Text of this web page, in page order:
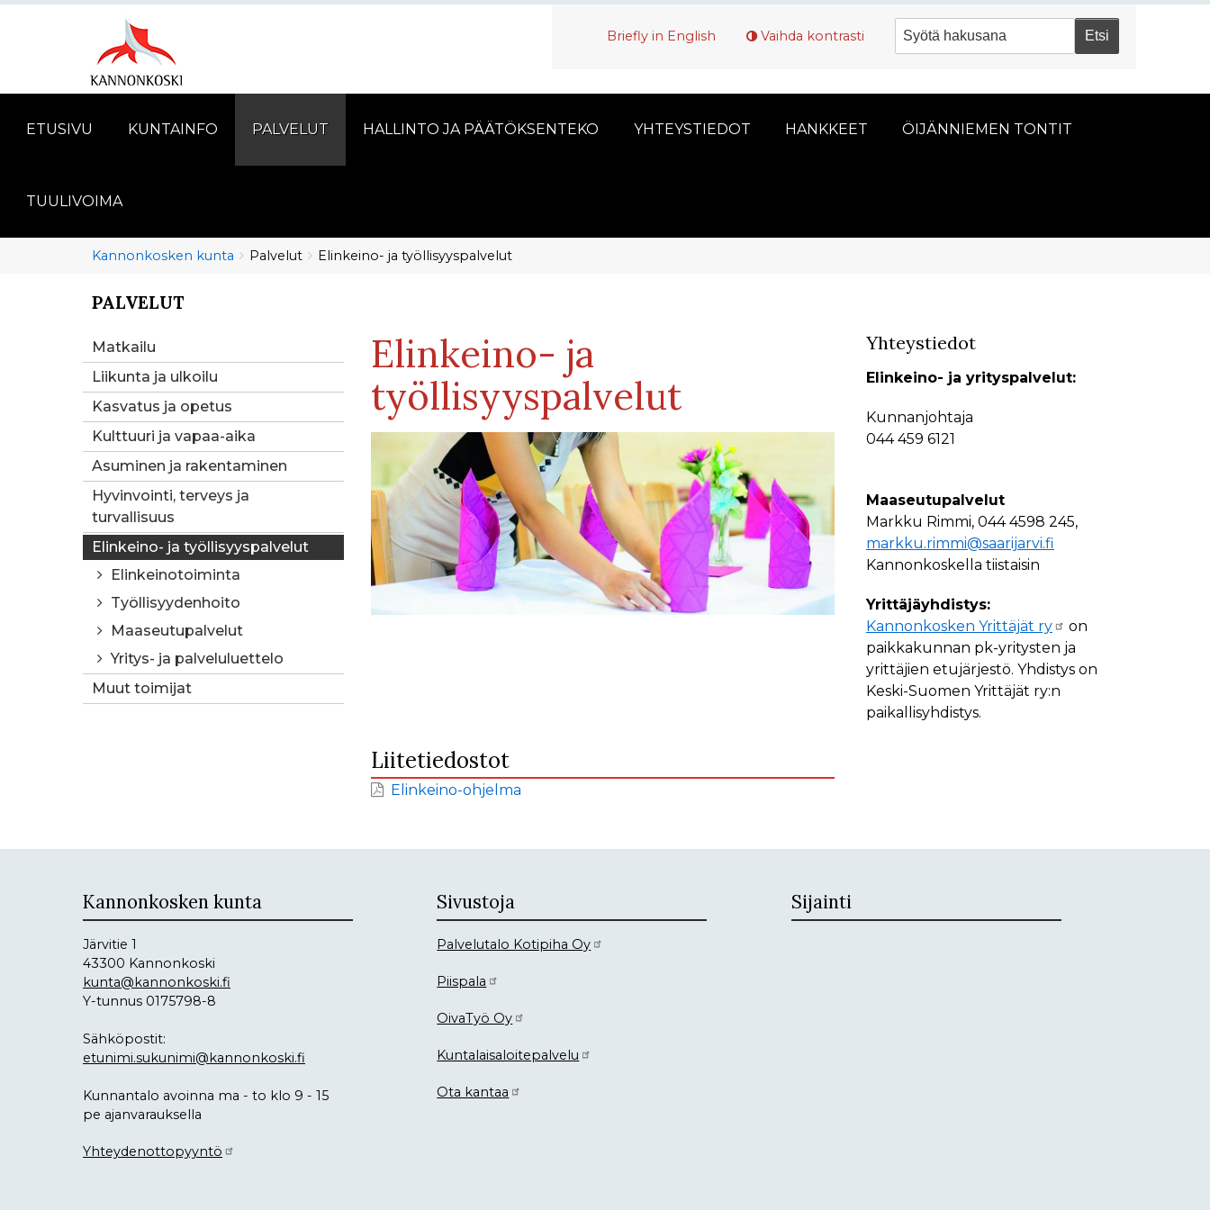
Briefly in English Vaihda kontrasti
ETUSIVU KUNTAINFO PALVELUT HALLINTO JA PÄÄTÖKSENTEKO YHTEYSTIEDOT HANKKEET ÖIJÄNNIEMEN TONTIT
TUULIVOIMA
Murupolku
You
here:
Kannonkosken kunta Palvelut Elinkeino- ja työllisyyspalvelut
You
here:
PALVELUT
Matkailu
Liikunta ja ulkoilu
Kasvatus ja opetus
Kulttuuri ja vapaa-aika
Asuminen ja rakentaminen
Hyvinvointi, terveys ja
turvallisuus
Elinkeino- ja työllisyyspalvelut
Elinkeinotoiminta
Työllisyydenhoito
Maaseutupalvelut
Yritys- ja palveluluettelo
Muut toimijat
Elinkeino- ja
työllisyyspalvelut
Liitetiedostot
Elinkeino-ohjelma
Yhteystiedot
Elinkeino- ja yrityspalvelut:
Kunnanjohtaja
044 459 6121
Maaseutupalvelut
Markku Rimmi, 044 4598 245,
markku.rimmi@saarijarvi.fi
Kannonkoskella tiistaisin
Yrittäjäyhdistys:
Kannonkosken Yrittäjät ry
on
paikkakunnan pk-yritysten ja
yrittäjien etujärjestö. Yhdistys on
Keski-Suomen Yrittäjät ry:n
paikallisyhdistys.
Kannonkosken kunta
Järvitie 1
43300 Kannonkoski
kunta@kannonkoski.fi
Y-tunnus 0175798-8
Sähköpostit:
etunimi.sukunimi@kannonkoski.fi
Kunnantalo avoinna ma - to klo 9 - 15
pe ajanvarauksella
Yhteydenottopyyntö
Sivustoja
Palvelutalo Kotipiha Oy
Piispala
OivaTyö Oy
Kuntalaisaloitepalvelu
Ota kantaa
Sijainti